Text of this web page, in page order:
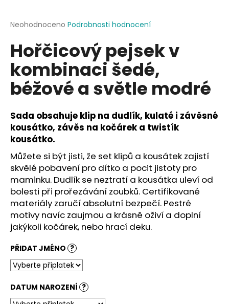
Průměrné
produktu
je
0,0
5
hvězdiček.
Neohodnoceno Podrobnosti hodnocení
Hořčicový pejsek v
kombinaci šedé,
béžové a světle modré
Sada obsahuje klip na dudlík, kulaté i závěsné
kousátko, závěs na kočárek a twistík
kousátko.
Můžete si být jisti, že set klipů a kousátek zajistí
skvělé pobavení pro dítko a pocit jistoty pro
maminku. Dudlík se neztratí a kousátka uleví od
bolesti při prořezávání zoubků. Certifikované
materiály zaručí absolutní bezpečí. Pestré
motivy navíc zaujmou a krásně oživí a doplní
jakýkoli kočárek, nebo hrací deku.
PŘIDAT JMÉNO ?
DATUM NAROZENÍ ?
j
t
?
HLEDAT
D
o
p
o
r
u
č
u
j
e
m
e